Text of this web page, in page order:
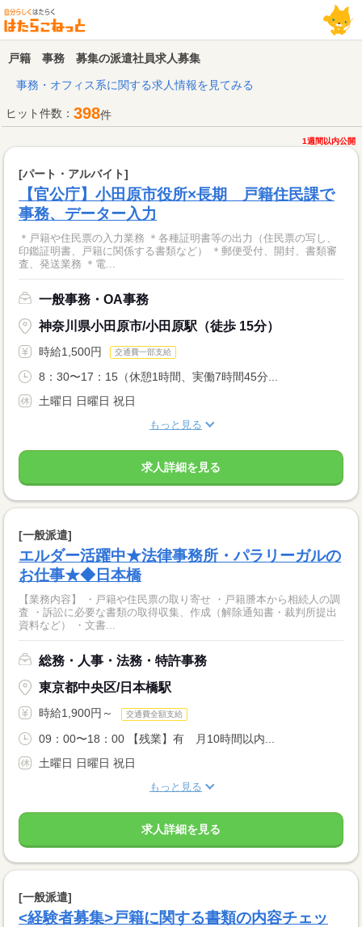
戸籍 事務 募集の派遣社員求人募集
事務・オフィス系に関する求人情報を見てみる
ヒット件数： 398件
1週間以内公開
[パート・アルバイト]
【官公庁】小田原市役所×長期 戸籍住民課で
事務、データー入力
＊戸籍や住民票の入力業務 ＊各種証明書等の出力（住民票の写し、
印鑑証明書、戸籍に関係する書類など） ＊郵便受付、開封、書類審
査、発送業務 ＊電...
一般事務・OA事務
神奈川県小田原市/小田原駅（徒歩 15分）
時給1,500円 交通費一部支給
8：30〜17：15（休憩1時間、実働7時間45分...
土曜日 日曜日 祝日
もっと見る
求人詳細を見る
[一般派遣]
エルダー活躍中★法律事務所・パラリーガルの
お仕事★◆日本橋
【業務内容】 ・戸籍や住民票の取り寄せ ・戸籍謄本から相続人の調
査 ・訴訟に必要な書類の取得収集、作成（解除通知書・裁判所提出
資料など） ・文書...
総務・人事・法務・特許事務
東京都中央区/日本橋駅
時給1,900円～ 交通費全額支給
09：00〜18：00 【残業】有 月10時間以内...
土曜日 日曜日 祝日
もっと見る
求人詳細を見る
[一般派遣]
<経験者募集>戸籍に関する書類の内容チェッ